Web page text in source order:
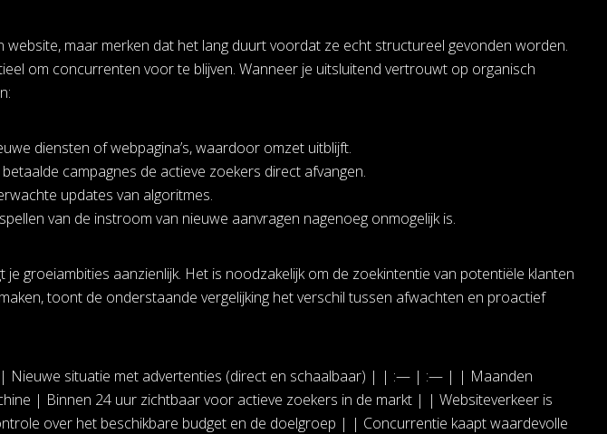
website, maar merken dat het lang duurt voordat ze echt structureel gevonden worden.
om concurrenten voor te blijven. Wanneer je uitsluitend vertrouwt op organisch
diensten of webpagina’s, waardoor omzet uitblijft.
campagnes de actieve zoekers direct afvangen.
updates van algoritmes.
van de instroom van nieuwe aanvragen nagenoeg onmogelijk is.
groeiambities aanzienlijk. Het is noodzakelijk om de zoekintentie van potentiële klanten
toont de onderstaande vergelijking het verschil tussen afwachten en proactief
| Nieuwe situatie met advertenties (direct en schaalbaar) | | :— | :— | | Maanden
| Binnen 24 uur zichtbaar voor actieve zoekers in de markt | | Websiteverkeer is
over het beschikbare budget en de doelgroep | | Concurrentie kaapt waardevolle